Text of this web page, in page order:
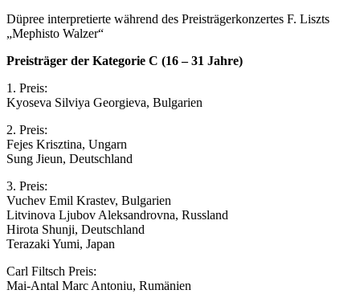
Düpree interpretierte während des Preisträgerkonzertes F. Liszts
„Mephisto Walzer“
Preisträger der Kategorie C (16 – 31 Jahre)
1. Preis:
Kyoseva Silviya Georgieva, Bulgarien
2. Preis:
Fejes Krisztina, Ungarn
Sung Jieun, Deutschland
3. Preis:
Vuchev Emil Krastev, Bulgarien
Litvinova Ljubov Aleksandrovna, Russland
Hirota Shunji, Deutschland
Terazaki Yumi, Japan
Carl Filtsch Preis:
Mai-Antal Marc Antoniu, Rumänien